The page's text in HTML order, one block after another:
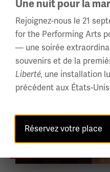
Une nuit pour la
Rejoignez-nous le 21
for the Performing Arts
— une soirée
souvenirs et de la
Liberté, une installation
précédent aux États-
Réservez votre place